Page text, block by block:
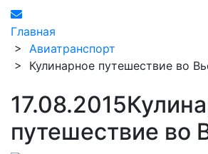
Главная
> Авиатранспорт
> Кулинарное путешествие во
17.08.2015
путешествие во